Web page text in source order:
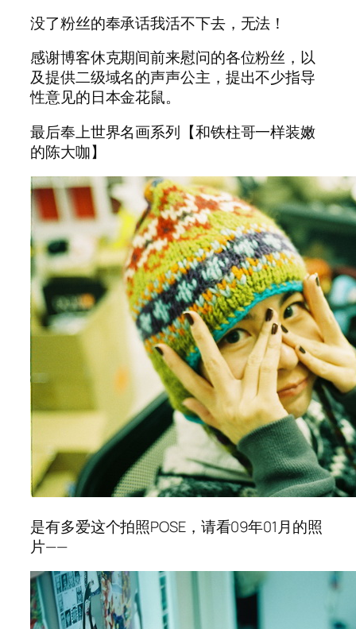
没了粉丝的奉承话我活不下去，无法！
感谢博客休克期间前来慰问的各位粉丝，以
及提供二级域名的声声公主，提出不少指导
性意见的日本金花鼠。
最后奉上世界名画系列【和铁柱哥一样装嫩
的陈大咖】
是有多爱这个拍照POSE，请看09年01月的照
片——